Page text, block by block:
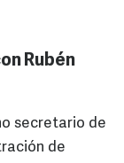
Rubén
secretario de
de